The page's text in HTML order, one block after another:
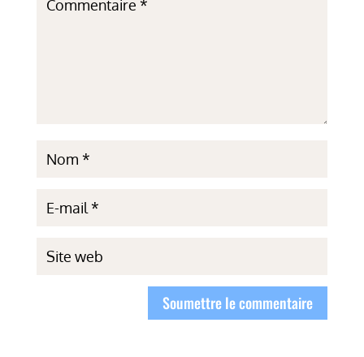
Soumettre le commentaire